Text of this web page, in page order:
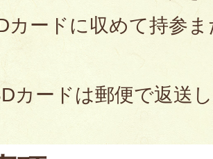
カードに収めて持参
カードは郵便で返送